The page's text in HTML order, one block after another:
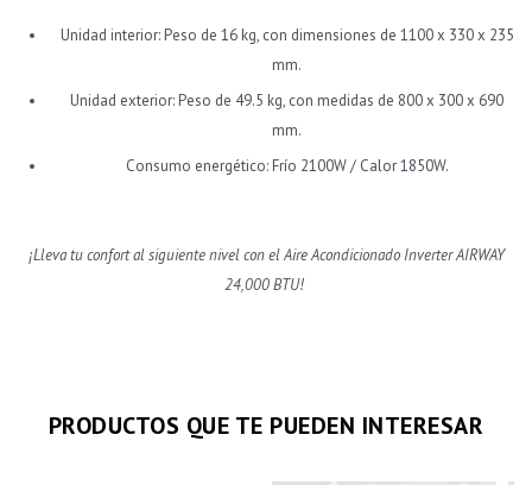
Unidad interior: Peso de 16 kg, con dimensiones de 1100 x 330 x 235
mm.
Unidad exterior: Peso de 49.5 kg, con medidas de 800 x 300 x 690
mm.
Consumo energético: Frío 2100W / Calor 1850W.
¡Lleva tu confort al siguiente nivel con el Aire Acondicionado Inverter AIRWAY
24,000 BTU!
PRODUCTOS QUE TE PUEDEN INTERESAR